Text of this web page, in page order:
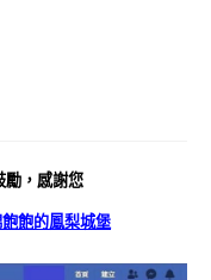
勵，感謝您
飽的鳳梨城堡